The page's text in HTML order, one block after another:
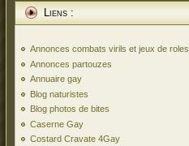
Liens :
Annonces combats virils et jeux de roles
Annonces partouzes
Annuaire gay
Blog naturistes
Blog photos de bites
Caserne Gay
Costard Cravate 4Gay